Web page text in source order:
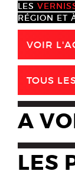
LES
RÉGION ET
VOIR
TOUS
A
LES